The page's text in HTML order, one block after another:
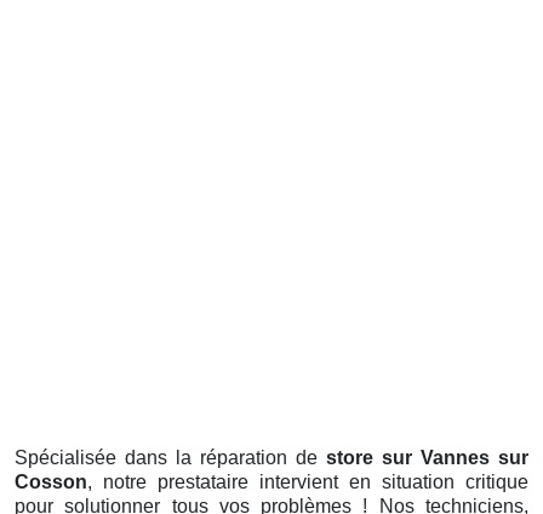
Spécialisée dans la réparation de store sur Vannes sur
Cosson, notre prestataire intervient en situation critique
pour solutionner tous vos problèmes ! Nos techniciens,